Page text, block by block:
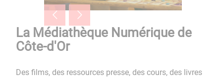
La Médiathèque Numérique de
Côte-d'Or
Des films, des ressources presse, des cours, des livres